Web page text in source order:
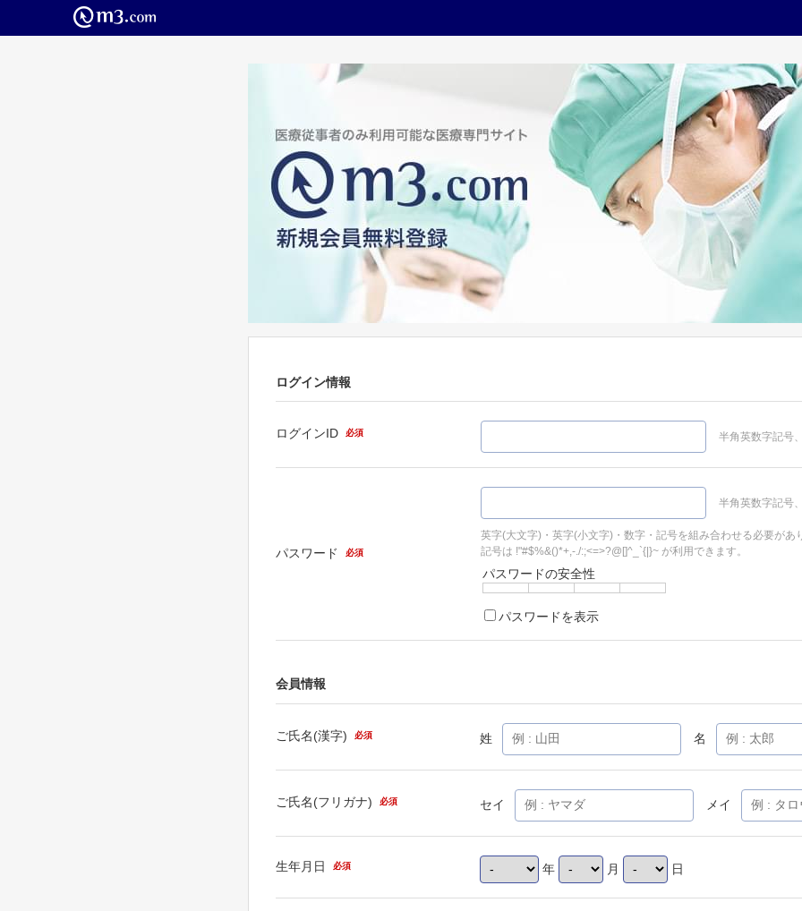
ログイン情報
ログインID 必須 半角英数字記号
パスワード 必須
半角英数字記号
英字(大文字)・英字(小文字)・数字・記号を組み合わせる必要があ
記号は !"#$%&()*+,-./:;<=>?@[]^_`{|}~ が利用できます。
パスワードの安全性
パスワードを表示
会員情報
ご氏名(漢字) 必須 姓 名
ご氏名(フリガナ) 必須 セイ メイ
生年月日 必須 年 月 日